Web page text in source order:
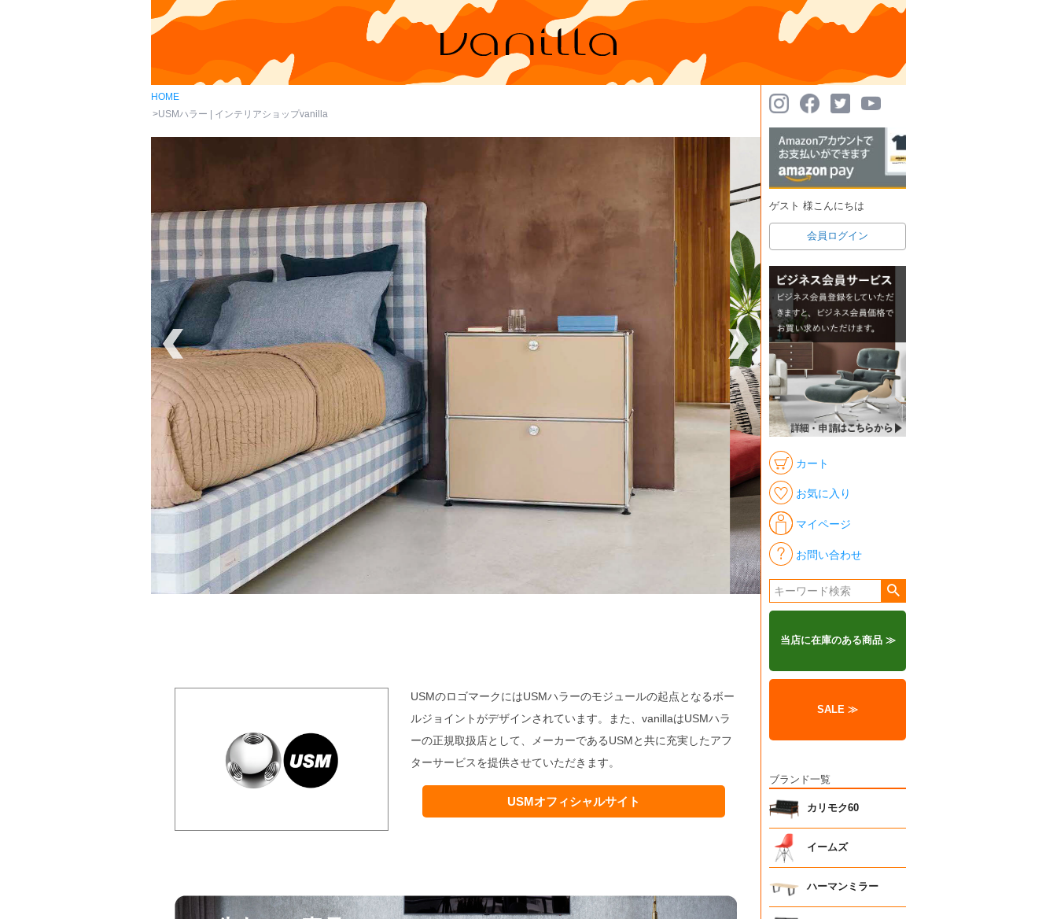
HOME
USMハラー | インテリアショップvanilla
USMのロゴマークにはUSMハラーのモジュールの起点となるボー
ルジョイントがデザインされています。また、vanillaはUSMハラ
ーの正規取扱店として、メーカーであるUSMと共に充実したアフ
ターサービスを提供させていただきます。
USMオフィシャルサイト
ゲスト 様こんにちは
会員ログイン
カート
お気に入り
マイページ
お問い合わせ
検索
当店に在庫のある商品 ≫
SALE ≫
ブランド一覧
カリモク60
イームズ
ハーマンミラー